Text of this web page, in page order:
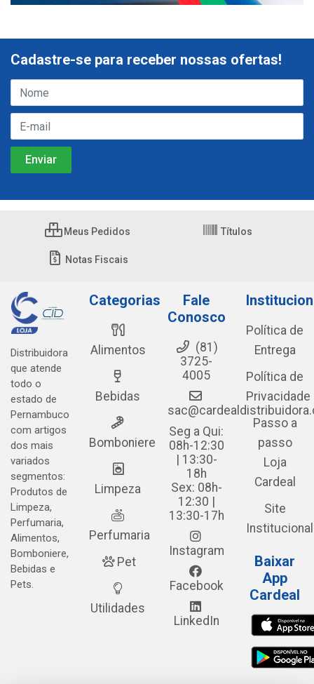
Cadastre-se para receber nossas ofertas!
Meus Pedidos Títulos
Notas Fiscais
Distribuidora
que atende
todo o
estado de
Pernambuco
com artigos
dos mais
variados
segmentos:
Produtos de
Limpeza,
Perfumaria,
Alimentos,
Bomboniere,
Bebidas e
Pets.
Categorias
Alimentos
Bebidas
Bomboniere
Limpeza
Perfumaria
Pet
Utilidades
Fale
Conosco
(81)
3725-
4005
Seg a Qui:
08h-12:30
| 13:30-
18h
Sex: 08h-
12:30 |
13:30-17h
Instagram
Facebook
LinkedIn
Política de
Entrega
Política de
Privacidade
Passo a
passo
Loja
Cardeal
Site
Institucional
Baixar
App
Cardeal